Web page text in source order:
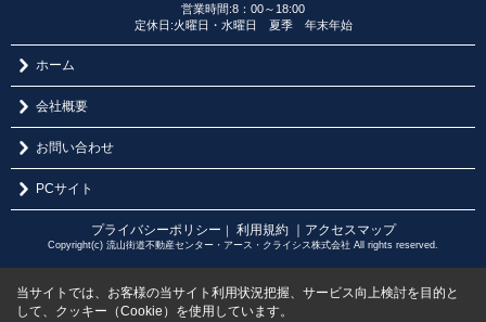
営業時間:8：00～18:00
定休日:火曜日・水曜日 夏季 年末年始
ホーム
会社概要
お問い合わせ
PCサイト
プライバシーポリシー ｜ 利用規約 ｜アクセスマップ
Copyright(c) 流山街道不動産センター・アース・クライシス株式会社 All rights reserved.
当サイトでは、お客様の当サイト利用状況把握、サービス向上検討を目的と
して、クッキー（Cookie）を使用しています。